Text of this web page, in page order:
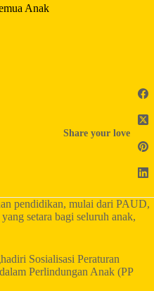
Anak
Share your love
pendidikan, mulai dari PAUD,
setara bagi seluruh anak,
Sosialisasi Peraturan
Perlindungan Anak (PP